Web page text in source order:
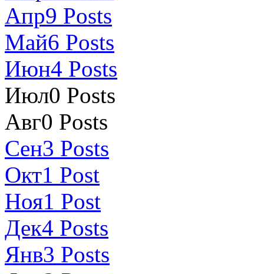
Апр9 Posts
Май6 Posts
Июн4 Posts
Июл0 Posts
Авг0 Posts
Сен3 Posts
Окт1 Post
Ноя1 Post
Дек4 Posts
Янв3 Posts